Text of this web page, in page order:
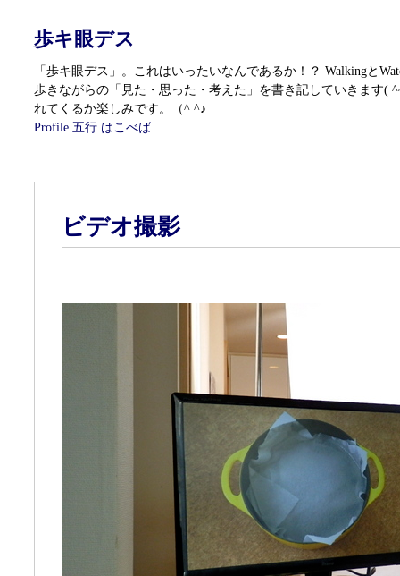
歩キ眼デス
「歩キ眼デス」。これはいったいなんであるか！？ Walkingと
歩きながらの「見た・思った・考えた」を書き記していきます(
れてくるか楽しみです。（^ ^♪
Profile 五行 はこべば
ビデオ撮影